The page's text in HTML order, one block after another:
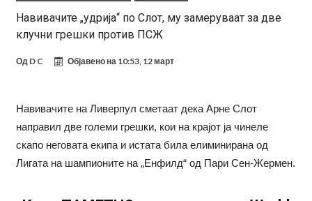
Никој не разбира зошто: Мурињо брутално го понижи
Ференцварош по натпреварот
Арсенал и Манчестер Јунајтед сакаат напаѓач од Интер: Цената е
85 милиони евра
Манчестер Сити за 100 милиони евра ја носи сензацијата од СП
2010 година?
Тикет на денот (недела, 09.08.2026)
Само во Турција: Салах доби милиони, а потоа градоначалникот
Навивачите „удрија“ по Слот, му замеруваат за две
клучни грешки против ПСЖ
Од D C Објавено на 10:53, 12 март
Навивачите на Ливерпул сметаат дека Арне Слот
направил две големи грешки, кои на крајот ја чинеле
скапо неговата екипа и истата била елиминирана од
Лигата на шампионите на „Енфилд“ од Пари Сен-Жермен.